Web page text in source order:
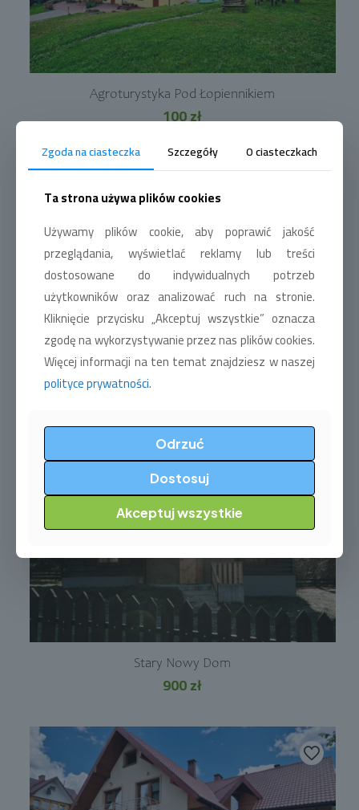
Agroturystyka Pod Łopiennikiem
100zł
Stary Nowy Dom
900zł
Zgoda na ciasteczka Szczegóły O ciasteczkach
Ta strona używa plików cookies
Używamy plików cookie, aby poprawić jakość
przeglądania, wyświetlać reklamy lub treści
dostosowane do indywidualnych potrzeb
użytkowników oraz analizować ruch na stronie.
Kliknięcie przycisku „Akceptuj wszystkie” oznacza
zgodę na wykorzystywanie przez nas plików cookies.
Więcej informacji na ten temat znajdziesz w naszej
polityce prywatności.
Odrzuć
Dostosuj
Akceptuj wszystkie